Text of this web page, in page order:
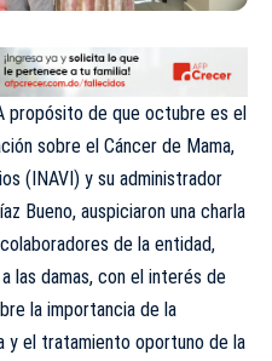
propósito de que octubre es el
sobre el Cáncer de Mama,
(INAVI) y su administrador
Bueno, auspiciaron una charla
de la entidad,
las damas, con el interés de
la importancia de la
y el tratamiento oportuno de la